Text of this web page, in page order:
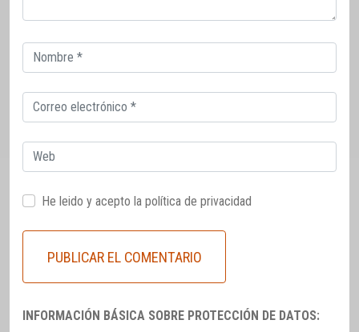
Correo
electrónico
Correo
electrónico
Web
He leido y acepto la política de privacidad
INFORMACIÓN BÁSICA SOBRE PROTECCIÓN DE DATOS: